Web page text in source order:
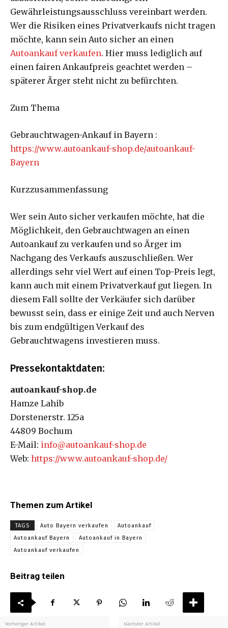
Gewährleistungsausschluss vereinbart werden.
Wer die Risiken eines Privatverkaufs nicht tragen
möchte, kann sein Auto sicher an einen
Autoankauf verkaufen. Hier muss lediglich auf
einen fairen Ankaufpreis geachtet werden –
späterer Ärger steht nicht zu befürchten.
Zum Thema
Gebrauchtwagen-Ankauf in Bayern :
https://www.autoankauf-shop.de/autoankauf-
Bayern
Kurzzusammenfassung
Wer sein Auto sicher verkaufen möchte, hat die
Möglichkeit, den Gebrauchtwagen an einen
Autoankauf zu verkaufen und so Ärger im
Nachgang des Verkaufs auszuschließen. Wer
allerdings sehr viel Wert auf einen Top-Preis legt,
kann auch mit einem Privatverkauf gut liegen. In
diesem Fall sollte der Verkäufer sich darüber
bewusst sein, dass er einige Zeit und auch Nerven
bis zum endgültigen Verkauf des
Gebrauchtwagens investieren muss.
Pressekontaktdaten:
autoankauf-shop.de
Hamze Lahib
Dorstenerstr. 125a
44809 Bochum
E-Mail: info@autoankauf-shop.de
Web: https://www.autoankauf-shop.de/
Themen zum Artikel
TAGS Auto Bayern verkaufen
Autoankauf
Autoankauf Bayern
Autoankauf in Bayern
Autoankauf verkaufen
Beitrag teilen
Vorheriger Artikel Nächster Artikel